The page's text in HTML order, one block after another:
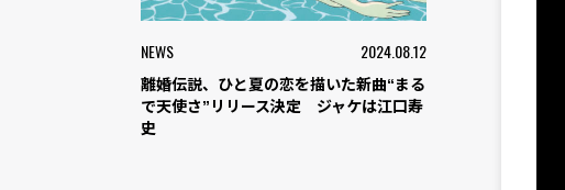
NEWS 2024.08.12
離婚伝説、ひと夏の恋を描いた新曲“まる
で天使さ”リリース決定 ジャケは江口寿
史